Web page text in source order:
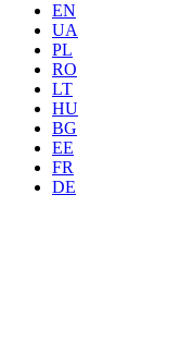
EN
UA
PL
RO
LT
HU
BG
EE
FR
DE